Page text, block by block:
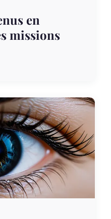
en
missions